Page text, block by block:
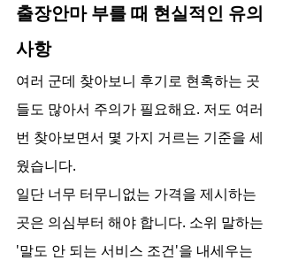
출장안마 부를 때 현실적인 유의
사항
여러 군데 찾아보니 후기로 현혹하는 곳
들도 많아서 주의가 필요해요. 저도 여러
번 찾아보면서 몇 가지 거르는 기준을 세
웠습니다.
일단 너무 터무니없는 가격을 제시하는
곳은 의심부터 해야 합니다. 소위 말하는
'말도 안 되는 서비스 조건'을 내세우는